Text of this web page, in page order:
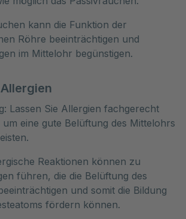
kann die Funktion der
Röhre beeinträchtigen und
im Mittelohr begünstigen.
Lassen Sie Allergien fachgerecht
um eine gute Belüftung des Mittelohrs
Reaktionen können zu
führen, die die Belüftung des
und somit die Bildung
fördern können.